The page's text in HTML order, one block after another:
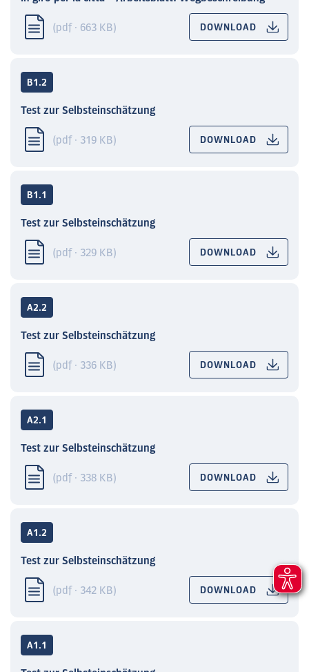
(pdf · 663 KB) DOWNLOAD
B1.2
Test zur Selbsteinschätzung
(pdf · 319 KB) DOWNLOAD
B1.1
Test zur Selbsteinschätzung
(pdf · 329 KB) DOWNLOAD
A2.2
Test zur Selbsteinschätzung
(pdf · 336 KB) DOWNLOAD
A2.1
Test zur Selbsteinschätzung
(pdf · 338 KB) DOWNLOAD
A1.2
Test zur Selbsteinschätzung
(pdf · 342 KB) DOWNLOAD
A1.1